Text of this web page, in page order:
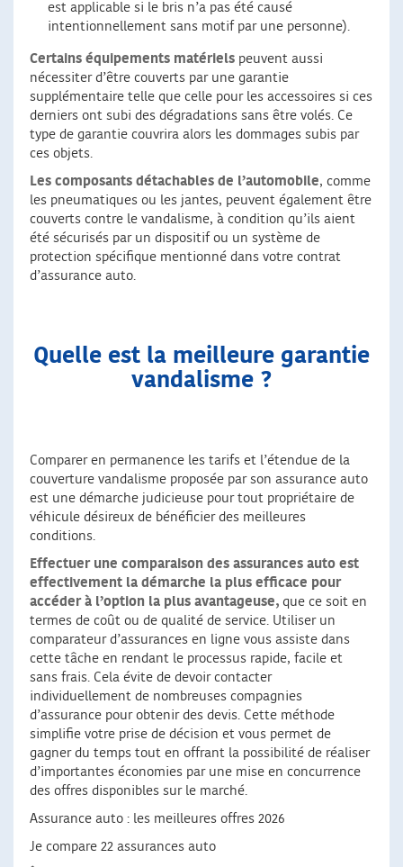
est applicable si le bris n’a pas été causé
intentionnellement sans motif par une personne).
Certains équipements matériels peuvent aussi
nécessiter d’être couverts par une garantie
supplémentaire telle que celle pour les accessoires si ces
derniers ont subi des dégradations sans être volés. Ce
type de garantie couvrira alors les dommages subis par
ces objets.
Les composants détachables de l’automobile, comme
les pneumatiques ou les jantes, peuvent également être
couverts contre le vandalisme, à condition qu’ils aient
été sécurisés par un dispositif ou un système de
protection spécifique mentionné dans votre contrat
d’assurance auto.
Quelle est la meilleure garantie
vandalisme ?
Comparer en permanence les tarifs et l’étendue de la
couverture vandalisme proposée par son assurance auto
est une démarche judicieuse pour tout propriétaire de
véhicule désireux de bénéficier des meilleures
conditions.
Effectuer une comparaison des assurances auto est
effectivement la démarche la plus efficace pour
accéder à l’option la plus avantageuse, que ce soit en
termes de coût ou de qualité de service. Utiliser un
comparateur d’assurances en ligne vous assiste dans
cette tâche en rendant le processus rapide, facile et
sans frais. Cela évite de devoir contacter
individuellement de nombreuses compagnies
d’assurance pour obtenir des devis. Cette méthode
simplifie votre prise de décision et vous permet de
gagner du temps tout en offrant la possibilité de réaliser
d’importantes économies par une mise en concurrence
des offres disponibles sur le marché.
Assurance auto : les meilleures offres 2026
Je compare 22 assurances auto